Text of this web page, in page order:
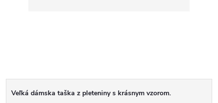
Veľká dámska taška z pleteniny s krásnym vzorom.